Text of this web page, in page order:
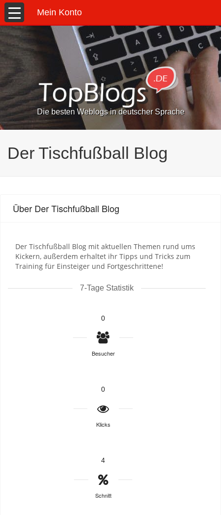
Mein Konto
Die besten Weblogs in deutscher Sprache
Der Tischfußball Blog
Über Der Tischfußball Blog
Der Tischfußball Blog mit aktuellen Themen rund ums
Kickern, außerdem erhaltet ihr Tipps und Tricks zum
Training für Einsteiger und Fortgeschrittene!
7-Tage Statistik
0
Besucher
0
Klicks
4
Schnitt